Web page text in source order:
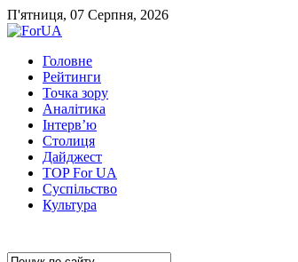
П'ятниця, 07 Серпня, 2026
Головне
Рейтинги
Точка зору
Аналітика
Інтерв’ю
Столиця
Дайджест
TOP For UA
Суспiльство
Культура